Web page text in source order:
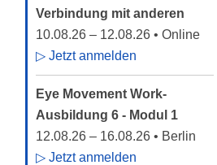
Verbindung mit anderen
10.08.26 – 12.08.26• Online
▷ Jetzt anmelden
Eye Movement Work-
Ausbildung 6 - Modul 1
12.08.26 – 16.08.26• Berlin
▷ Jetzt anmelden